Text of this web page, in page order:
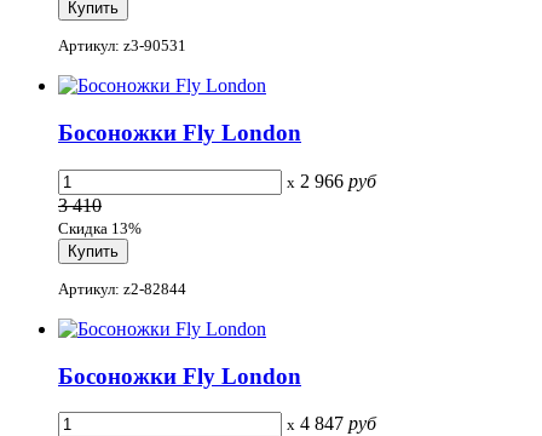
Артикул: z3-90531
Босоножки Fly London
x 2 966 руб
3 410
Скидка 13%
Артикул: z2-82844
Босоножки Fly London
x 4 847 руб